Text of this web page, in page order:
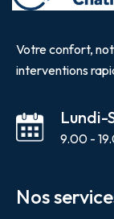
Votre confort,
interventions
Lundi-
9.00 -
Nos